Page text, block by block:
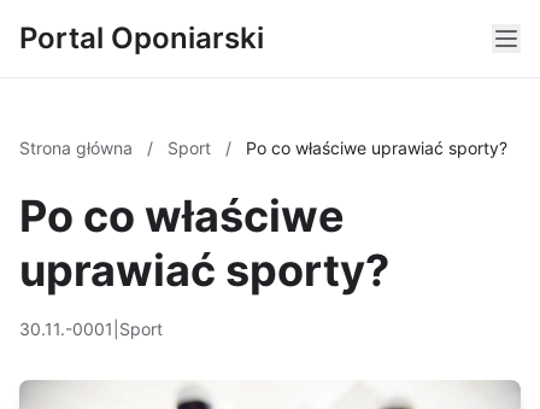
Portal Oponiarski
Strona główna / Sport / Po co właściwe uprawiać sporty?
Po co właściwe
uprawiać sporty?
30.11.-0001 Sport